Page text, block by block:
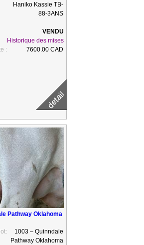
Haniko Kassie TB-
88-3ANS
Historique des mises
:
7600.00 CAD
Pathway Oklahoma
1003 – Quinndale
Pathway Oklahoma